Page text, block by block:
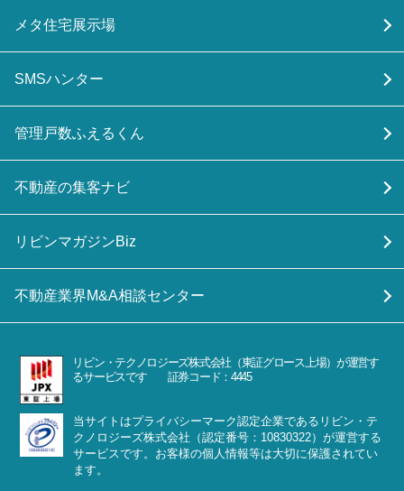
メタ住宅展示場
SMSハンター
管理戸数ふえるくん
不動産の集客ナビ
リビンマガジンBiz
不動産業界M&A相談センター
リビン・テクノロジーズ株式会社（東証グロース上場）が運営す
るサービスです 証券コード：4445
当サイトはプライバシーマーク認定企業であるリビン・テ
クノロジーズ株式会社（認定番号：10830322）が運営する
サービスです。お客様の個人情報等は大切に保護されてい
ます。